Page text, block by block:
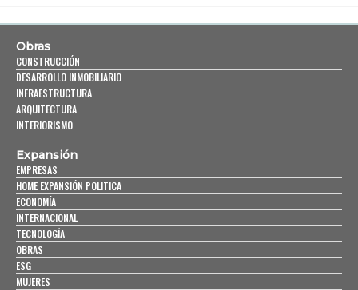
Obras
CONSTRUCCIÓN
DESARROLLO INMOBILIARIO
INFRAESTRUCTURA
ARQUITECTURA
INTERIORISMO
Expansión
EMPRESAS
HOME EXPANSIÓN POLITICA
ECONOMÍA
INTERNACIONAL
TECNOLOGÍA
OBRAS
ESG
MUJERES